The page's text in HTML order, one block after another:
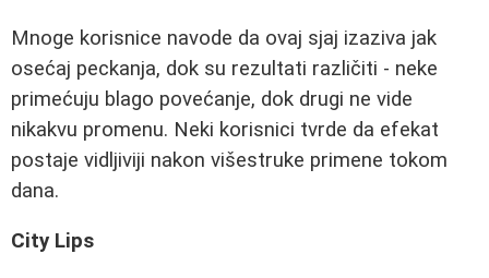
Mnoge korisnice navode da ovaj sjaj izaziva jak
osećaj peckanja, dok su rezultati različiti - neke
primećuju blago povećanje, dok drugi ne vide
nikakvu promenu. Neki korisnici tvrde da efekat
postaje vidljiviji nakon višestruke primene tokom
dana.
City Lips